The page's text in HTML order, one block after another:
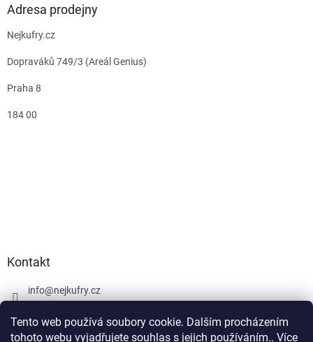
Tento web používá soubory cookie. Dalším procházením
tohoto webu vyjadřujete souhlas s jejich používáním.. Více
Adresa prodejny
Nejkufry.cz
Dopraváků 749/3 (Areál Genius)
Praha 8
184 00
Kontakt
info@nejkufry.cz
Facebook